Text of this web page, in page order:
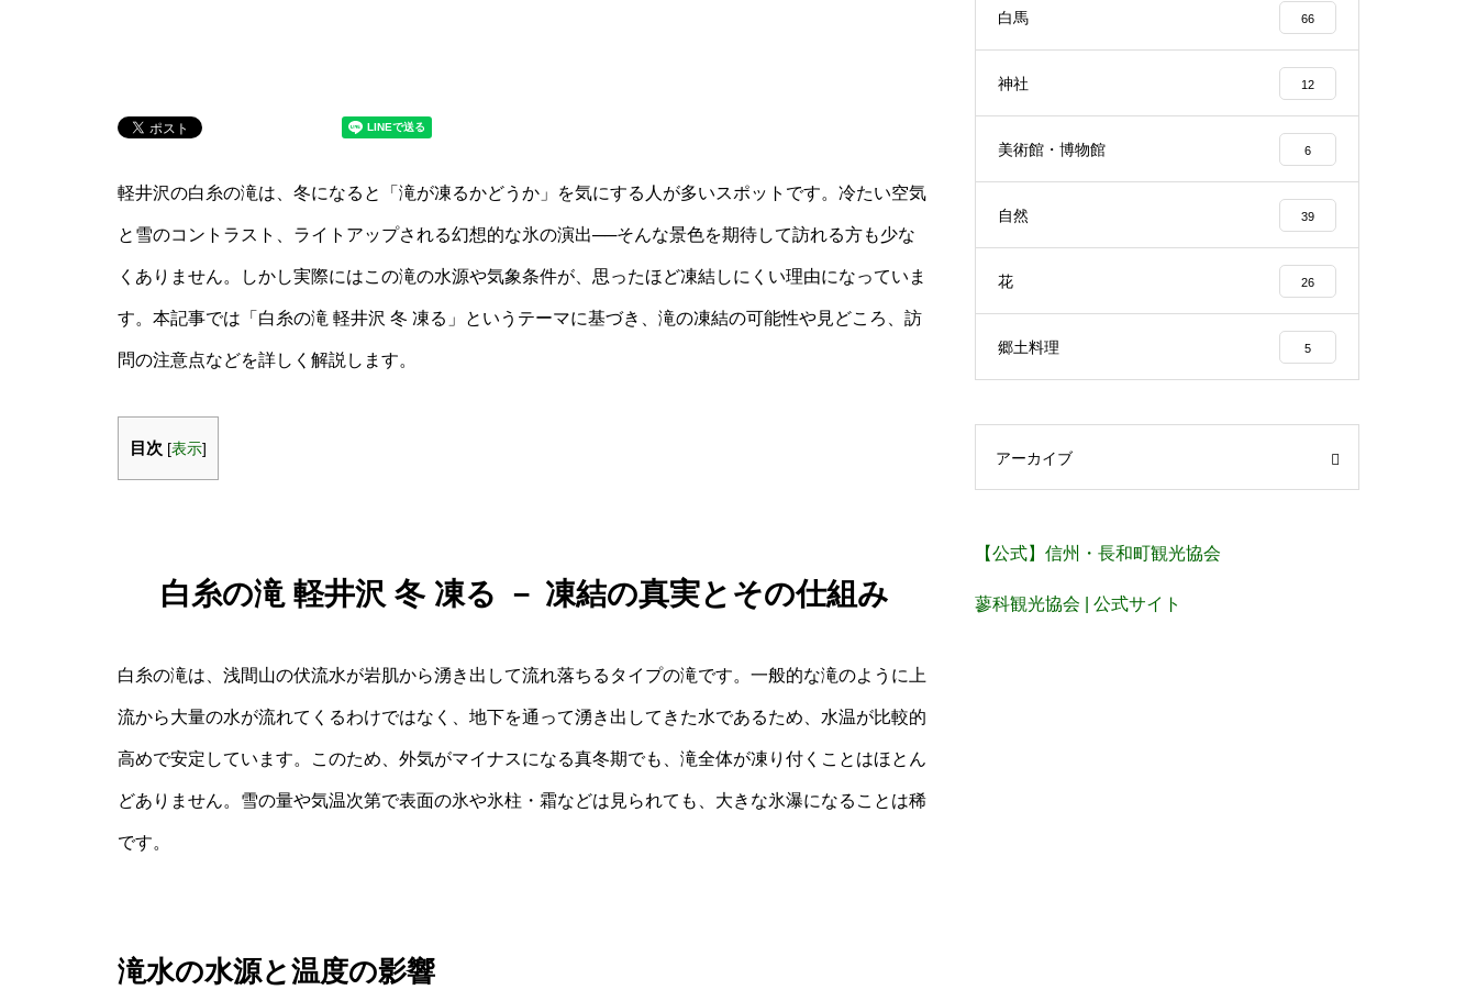
軽井沢の白糸の滝は、冬になると「滝が凍るかどうか」を気にする人が多いスポットです。冷たい空気
と雪のコントラスト、ライトアップされる幻想的な氷の演出──そんな景色を期待して訪れる方も少な
くありません。しかし実際にはこの滝の水源や気象条件が、思ったほど凍結しにくい理由になっていま
す。本記事では「白糸の滝 軽井沢 冬 凍る」というテーマに基づき、滝の凍結の可能性や見どころ、訪
問の注意点などを詳しく解説します。
目次 [表示]
白糸の滝 軽井沢 冬 凍る － 凍結の真実とその仕組み
白糸の滝は、浅間山の伏流水が岩肌から湧き出して流れ落ちるタイプの滝です。一般的な滝のように上
流から大量の水が流れてくるわけではなく、地下を通って湧き出してきた水であるため、水温が比較的
高めで安定しています。このため、外気がマイナスになる真冬期でも、滝全体が凍り付くことはほとん
どありません。雪の量や気温次第で表面の氷や氷柱・霜などは見られても、大きな氷瀑になることは稀
です。
滝水の水源と温度の影響
白馬 66
神社 12
美術館・博物館 6
自然 39
花 26
郷土料理 5
アーカイブ
【公式】信州・長和町観光協会
蓼科観光協会 | 公式サイト